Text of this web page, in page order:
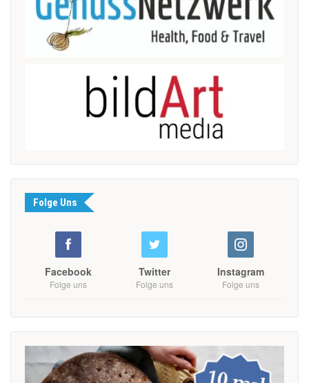
Folge Uns
Facebook
Folge uns
Twitter
Folge uns
Instagram
Folge uns